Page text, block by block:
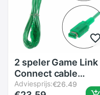
2 speler Game Link
Connect cable
Koord voor
Adviesprijs:€26.49